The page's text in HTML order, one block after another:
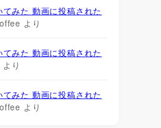
みた 動画に投稿された
より
みた 動画に投稿された
より
みた 動画に投稿された
より